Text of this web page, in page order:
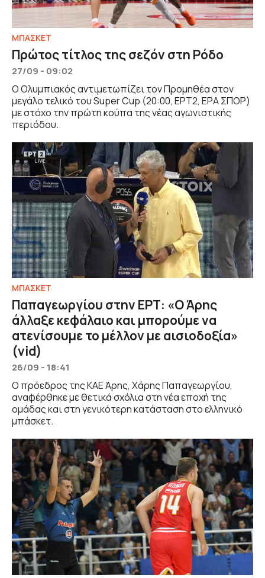
ΜΠΑΣΚΕΤ
Πρώτος τίτλος της σεζόν στη Ρόδο
27/09 - 09:02
Ο Ολυμπιακός αντιμετωπίζει τον Προμηθέα στον
μεγάλο τελικό του Super Cup (20:00, ΕΡΤ2, ΕΡΑ ΣΠΟΡ)
με στόχο την πρώτη κούπα της νέας αγωνιστικής
περιόδου.
ΜΠΑΣΚΕΤ
Παπαγεωργίου στην ΕΡΤ: «Ο Άρης
άλλαξε κεφάλαιο και μπορούμε να
ατενίσουμε το μέλλον με αισιοδοξία»
(vid)
26/09 - 18:41
Ο πρόεδρος της ΚΑΕ Άρης, Χάρης Παπαγεωργίου,
αναφέρθηκε με θετικά σχόλια στη νέα εποχή της
ομάδας και στη γενικότερη κατάσταση στο ελληνικό
μπάσκετ.